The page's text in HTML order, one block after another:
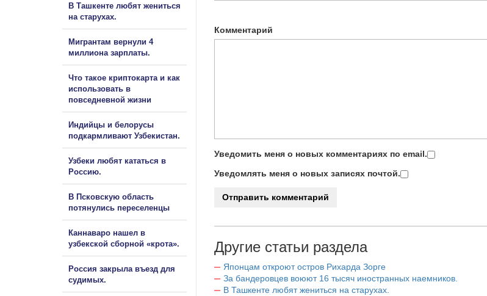
Комментарий
Уведомить меня о новых комментариях по email.
Уведомлять меня о новых записях почтой.
Другие статьи раздела
Японцам откроют остров Рихарда Зорге
За бандеровцев воюют 16 тысяч иностранных наемников.
В Ташкенте любят жениться на старухах.
В Ташкенте любят жениться
на старухах.
Мигрантам вернули 4
миллиона зарплаты.
Что такое криптокарта и как
использовать в
повседневной жизни
Индийцы и белорусы
подкармливают Узбекистан.
Узбеки любят кататься в
Россию.
В Псковскую область
потянулись переселенцы
Каннаваро нашел в
узбекской сборной «крота».
Россия закрыла въезд для
судимых.